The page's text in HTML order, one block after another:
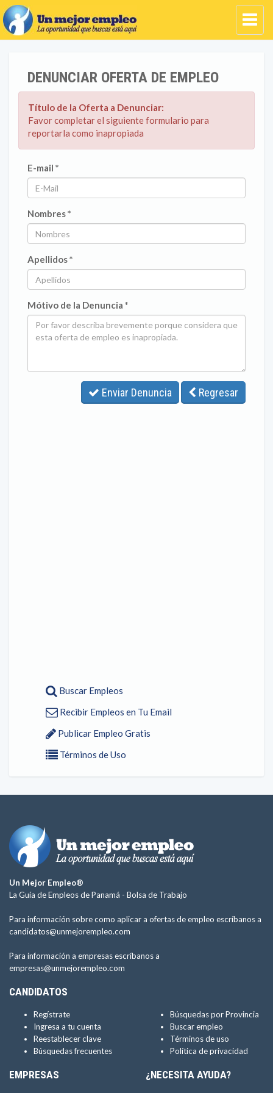
DENUNCIAR OFERTA DE EMPLEO
Título de la Oferta a Denunciar:
Favor completar el siguiente formulario para
reportarla como inapropiada
E-mail *
Nombres *
Apellidos *
Mótivo de la Denuncia *
Enviar Denuncia Regresar
Buscar Empleos
Recibir Empleos en Tu Email
Publicar Empleo Gratis
Términos de Uso
Un Mejor Empleo®
La Guía de Empleos de Panamá - Bolsa de Trabajo
Para información sobre como aplicar a ofertas de empleo escríbanos a
candidatos@unmejorempleo.com
Para información a empresas escríbanos a
empresas@unmejorempleo.com
CANDIDATOS
Regístrate
Ingresa a tu cuenta
Reestablecer clave
Búsquedas frecuentes
Búsquedas por Provincia
Buscar empleo
Términos de uso
Política de privacidad
EMPRESAS ¿NECESITA AYUDA?